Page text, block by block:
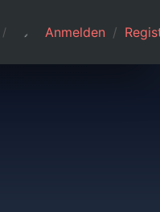
/ Anmelden /